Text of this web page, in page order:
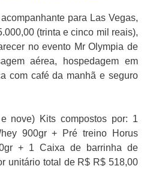
para Las Vegas,
(trinta e cinco mil reais),
no evento Mr Olympia de
aérea, hospedagem em
com café da manhã e seguro
nove) Kits compostos por: 1
900gr + Pré treino Horus
+ 1 Caixa de barrinha de
unitário total de R$ R$ 518,00